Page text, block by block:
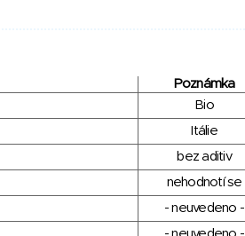
Poznámka
Bio
Itálie
bez aditiv
nehodnotí se
- neuvedeno -